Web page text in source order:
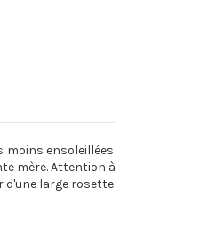
moins ensoleillées.
mère. Attention à
d'une large rosette.